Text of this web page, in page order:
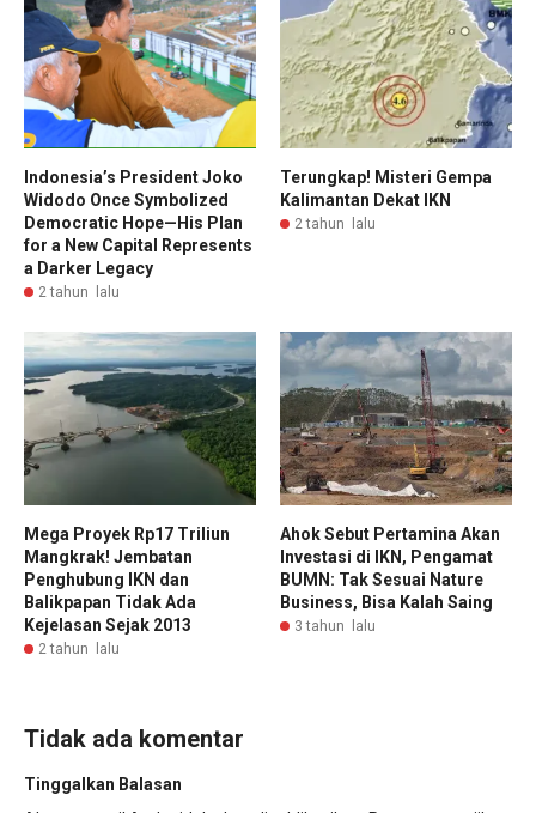
Indonesia’s President Joko
Widodo Once Symbolized
Democratic Hope—His Plan
for a New Capital Represents
a Darker Legacy
2 tahun lalu
Terungkap! Misteri Gempa
Kalimantan Dekat IKN
2 tahun lalu
Mega Proyek Rp17 Triliun
Mangkrak! Jembatan
Penghubung IKN dan
Balikpapan Tidak Ada
Kejelasan Sejak 2013
2 tahun lalu
Ahok Sebut Pertamina Akan
Investasi di IKN, Pengamat
BUMN: Tak Sesuai Nature
Business, Bisa Kalah Saing
3 tahun lalu
Tidak ada komentar
Tinggalkan Balasan